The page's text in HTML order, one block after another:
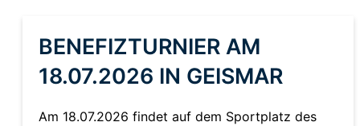
BENEFIZTURNIER AM
18.07.2026 IN GEISMAR
Am 18.07.2026 findet auf dem Sportplatz des